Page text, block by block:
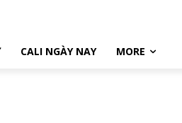
CALI NGÀY NAY MORE